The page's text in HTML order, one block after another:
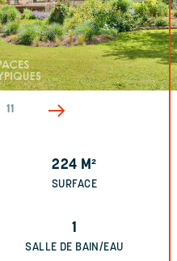
11
224 M²
SURFACE
1
SALLE DE BAIN/EAU